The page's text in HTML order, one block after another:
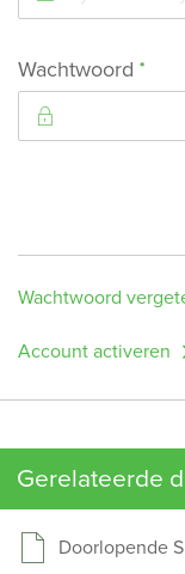
Wachtwoord *
Wachtwoord
Account activeren
Gerelateerde
Doorlopende